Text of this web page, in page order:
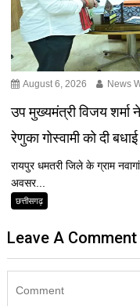
August 6, 2026 News
उप मुख्यमंत्री विजय
रेणुका गोस्वामी को दी बधाई
रायपुर धमतरी जिले के ग्राम
अवसर...
छत्तीसगढ़
Leave A Comment